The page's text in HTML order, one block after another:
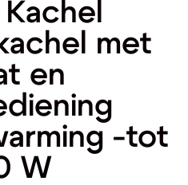
met
en
-tot
W